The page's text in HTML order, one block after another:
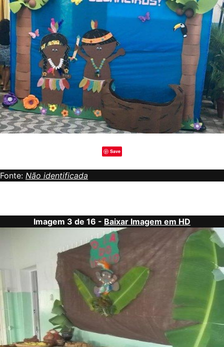
Save
Fonte: Não identificada
Imagem 3 de 16 - Baixar Imagem em HD